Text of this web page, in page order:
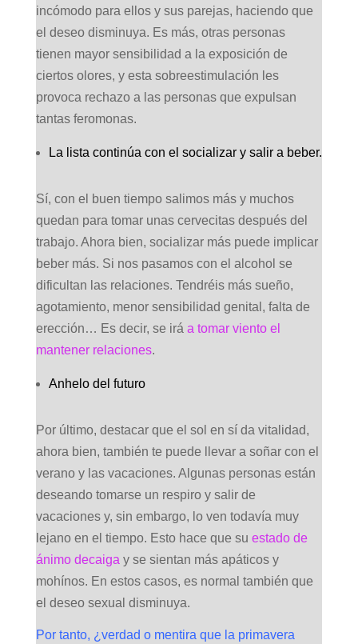
incómodo para ellos y sus parejas, haciendo que
el deseo disminuya. Es más, otras personas
tienen mayor sensibilidad a la exposición de
ciertos olores, y esta sobreestimulación les
provoca rechazo a las personas que expulsan
tantas feromonas.
La lista continúa con el socializar y salir a beber.
Sí, con el buen tiempo salimos más y muchos
quedan para tomar unas cervecitas después del
trabajo. Ahora bien, socializar más puede implicar
beber más. Si nos pasamos con el alcohol se
dificultan las relaciones. Tendréis más sueño,
agotamiento, menor sensibilidad genital, falta de
erección… Es decir, se irá a tomar viento el
mantener relaciones.
Anhelo del futuro
Por último, destacar que el sol en sí da vitalidad,
ahora bien, también te puede llevar a soñar con el
verano y las vacaciones. Algunas personas están
deseando tomarse un respiro y salir de
vacaciones y, sin embargo, lo ven todavía muy
lejano en el tiempo. Esto hace que su estado de
ánimo decaiga y se sientan más apáticos y
mohínos. En estos casos, es normal también que
el deseo sexual disminuya.
Por tanto, ¿verdad o mentira que la primavera